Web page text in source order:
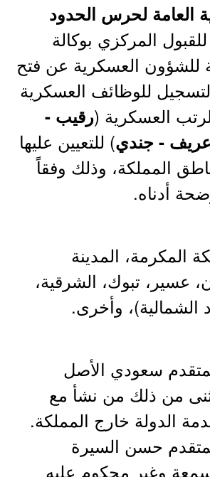
العامة لحرس الحدود
للقبول المركزي بوكالة
للشؤون العسكرية عن فتح
للوظائف العسكرية
العسكرية (رقيب -
- جندي) للتعيين عليها
المملكة، وذلك وفقاً
أدناه.
المكرمة، المدينة
عسير، تبوك، الشرقية،
الشمالية)، وأخرى.
سعودي الأصل
من ذلك من نشأ مع
الدولة خارج المملكة.
حسن السيرة
وغير محكوم عليه